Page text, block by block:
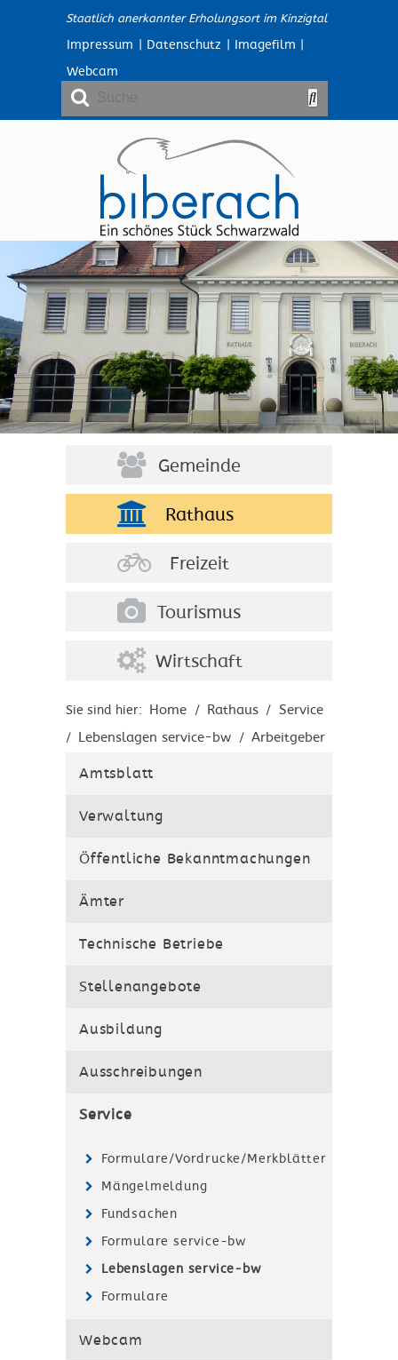
Staatlich anerkannter Erholungsort im Kinzigtal
Impressum | Datenschutz | Imagefilm |
Webcam
Gemeinde
Rathaus
Freizeit
Tourismus
Wirtschaft
Sie sind hier: Home / Rathaus / Service
/ Lebenslagen service-bw / Arbeitgeber
Tarifrecht und betriebliche
Amtsblatt
Verwaltung
Öffentliche Bekanntmachungen
Ämter
Technische Betriebe
Stellenangebote
Ausbildung
Ausschreibungen
Service
Formulare/Vordrucke/Merkblätter
Mängelmeldung
Fundsachen
Formulare service-bw
Lebenslagen service-bw
Formulare
Webcam